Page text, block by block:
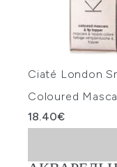
Ciaté London
Coloured
18.40€